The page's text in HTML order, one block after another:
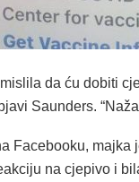
da ću dobiti
Saunders.
Facebooku, majka
na cjepivo i